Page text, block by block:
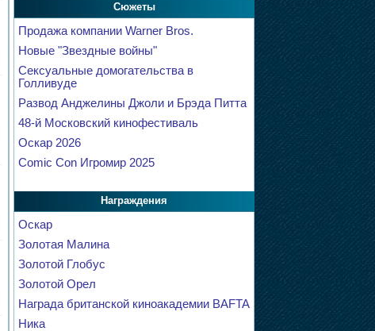
Сюжеты
Продажа компании Warner Bros.
Новые "Звездные войны"
Сексуальные домогательства в
Голливуде
Развод Анджелины Джоли и Брэда Питта
48-й Московский кинофестиваль
Оскар 2026
Comic Con Игромир 2025
Награждения
Оскар
Золотая Малина
Золотой Глобус
Золотой Орел
Награда британской киноакадемии BAFTA
Ника